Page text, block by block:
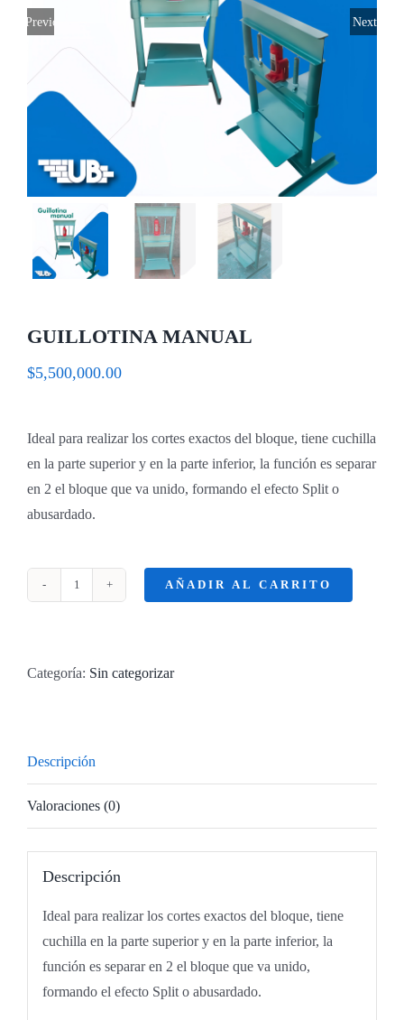
Previous Next
GUILLOTINA MANUAL
$5,500,000.00
Ideal para realizar los cortes exactos del bloque, tiene cuchilla
en la parte superior y en la parte inferior, la función es separar
en 2 el bloque que va unido, formando el efecto Split o
abusardado.
GUILLOTINA
AÑADIR AL CARRITO
Categoría: Sin categorizar
Descripción
Valoraciones (0)
Descripción
Ideal para realizar los cortes exactos del bloque, tiene
cuchilla en la parte superior y en la parte inferior, la
función es separar en 2 el bloque que va unido,
formando el efecto Split o abusardado.